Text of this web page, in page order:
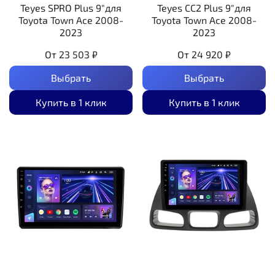
Teyes SPRO Plus 9"для
Toyota Town Ace 2008-
2023
От 23 503 ₽
Выбрать
Купить в 1 клик
Teyes CC2 Plus 9"для
Toyota Town Ace 2008-
2023
От 24 920 ₽
Выбрать
Купить в 1 клик